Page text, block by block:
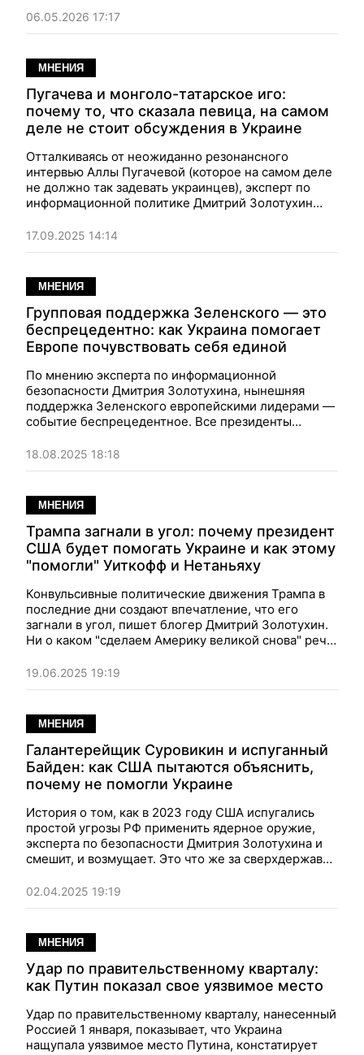
война смыслов, и многое другое. Как же сейчас
выглядит ситуация на всех этих фронтах?
06.05.2026 17:17
МНЕНИЯ
Пугачева и монголо-татарское иго:
почему то, что сказала певица, на самом
деле не стоит обсуждения в Украине
Отталкиваясь от неожиданно резонансного
интервью Аллы Пугачевой (которое на самом деле
не должно так задевать украинцев), эксперт по
информационной политике Дмитрий Золотухин
и обиды, от которых страдает украинская нация.
Например, перестать воспринимать термин
17.09.2025 14:14
МНЕНИЯ
Групповая поддержка Зеленского — это
беспрецедентно: как Украина помогает
Европе почувствовать себя единой
По мнению эксперта по информационной
безопасности Дмитрия Золотухина, нынешняя
поддержка Зеленского европейскими лидерами —
событие беспрецедентное. Все президенты
потому что понимают: решается важнейший
вопрос, а Трампу можно противостоять только
18.08.2025 18:18
МНЕНИЯ
Трампа загнали в угол: почему президент
США будет помогать Украине и как этому
"помогли" Уиткофф и Нетаньяху
Конвульсивные политические движения Трампа в
последние дни создают впечатление, что его
загнали в угол, пишет блогер Дмитрий Золотухин.
Ни о каком "сделаем Америку великой снова" речь
полном объеме помощь Украине...
19.06.2025 19:19
МНЕНИЯ
Галантерейщик Суровикин и испуганный
Байден: как США пытаются объяснить,
почему не помогли Украине
История о том, как в 2023 году США испугались
простой угрозы РФ применить ядерное оружие,
эксперта по безопасности Дмитрия Золотухина и
смешит, и возмущает. Это что же за сверхдержава
телефонным звонком?
02.04.2025 19:19
МНЕНИЯ
Удар по правительственному кварталу:
как Путин показал свое уязвимое место
Удар по правительственному кварталу, нанесенный
Россией 1 января, показывает, что Украина
нащупала уязвимое место Путина, констатирует